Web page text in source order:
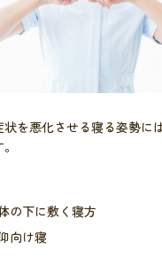
を悪化させる寝る姿勢に
の下に敷く寝方
向け寝